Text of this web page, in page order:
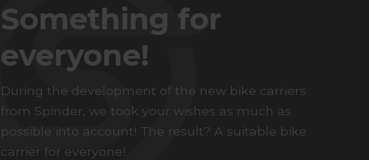
Something for
everyone!
During the development of the new bike carriers
from Spinder, we took your wishes as much as
possible into account! The result? A suitable bike
carrier for everyone!